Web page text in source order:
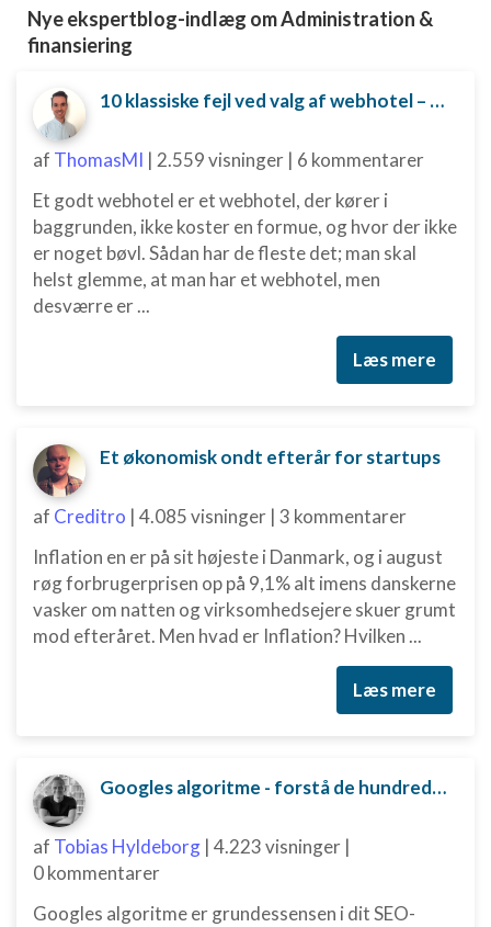
Nye ekspertblog-indlæg om Administration &
finansiering
10 klassiske fejl ved valg af webhotel – og hvordan du undgår dem
af ThomasMI | 2.559 visninger | 6 kommentarer
Et godt webhotel er et webhotel, der kører i
baggrunden, ikke koster en formue, og hvor der ikke
er noget bøvl. Sådan har de fleste det; man skal
helst glemme, at man har et webhotel, men
desværre er ...
Læs mere
Et økonomisk ondt efterår for startups
af Creditro | 4.085 visninger | 3 kommentarer
Inflation en er på sit højeste i Danmark, og i august
røg forbrugerprisen op på 9,1% alt imens danskerne
vasker om natten og virksomhedsejere skuer grumt
mod efteråret. Men hvad er Inflation? Hvilken ...
Læs mere
Googles algoritme - forstå de hundredvis af parametre bag
af Tobias Hyldeborg | 4.223 visninger |
0 kommentarer
Googles algoritme er grundessensen i dit SEO-